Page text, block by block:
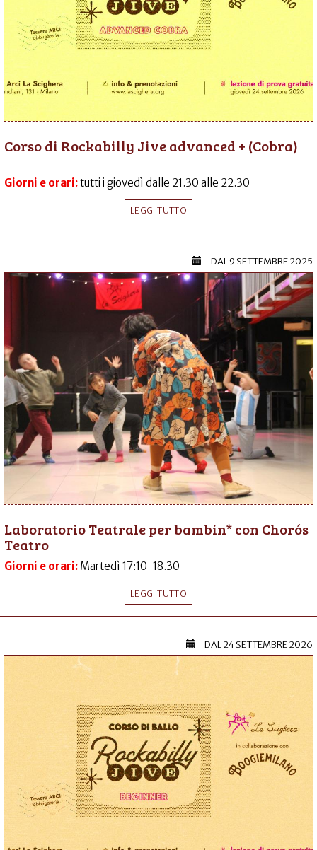
Corso di Rockabilly Jive advanced + (Cobra)
Giorni e orari:tutti i giovedì dalle 21.30 alle 22.30
LEGGI TUTTO
DAL9 SETTEMBRE 2025
Laboratorio Teatrale per bambin* con Chorós
Teatro
Giorni e orari: Martedì 17:10-18.30
LEGGI TUTTO
DAL24 SETTEMBRE 2026